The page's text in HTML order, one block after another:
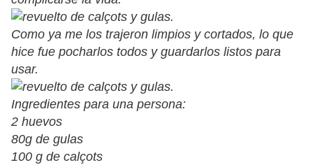
Como ya me los trajeron limpios y cortados, lo que
hice fue pocharlos todos y guardarlos listos para
usar.
Ingredientes para una persona:
2 huevos
80g de gulas
100 g de calçots